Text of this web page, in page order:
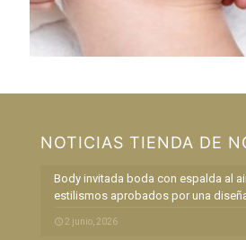
NOTICIAS TIENDA DE
Body invitada boda con espalda al
estilismos aprobados por una
2 junio, 2026